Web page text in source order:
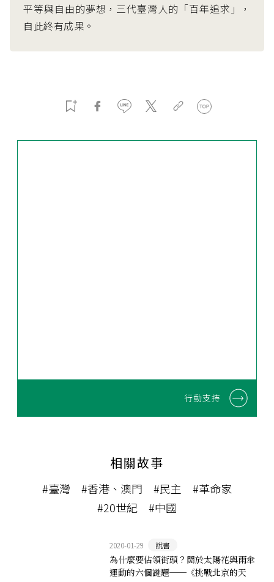
平等與自由的夢想，三代臺灣人的「百年追求」，
自此終有成果。
行動支持
相關故事
#臺灣 #香港、澳門 #民主
#革命家
#20世紀
#中國
2020-01-29 說書
為什麼要佔領街頭？關於太陽花與雨傘
運動的六個謎題──《挑戰北京的天